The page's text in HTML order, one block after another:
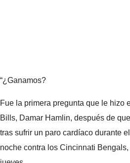
“¿Ganamos?
Fue la primera pregunta que le hizo
Bills, Damar Hamlin, después de
tras sufrir un paro cardíaco durante
noche contra los Cincinnati